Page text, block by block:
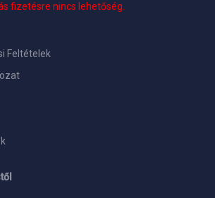
fizetésre nincs lehetőség.
Feltételek